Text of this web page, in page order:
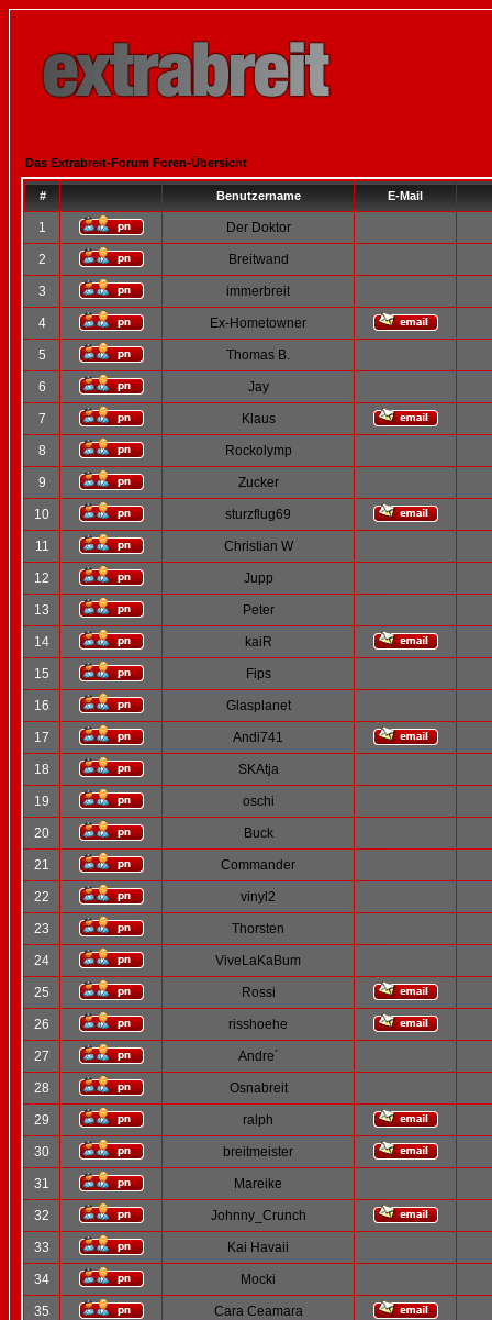
Das Extrabreit-Forum Foren-Übersicht
# Benutzername E-Mail
1 Der Doktor
2 Breitwand
3 immerbreit
4 Ex-Hometowner
5 Thomas B.
6 Jay
7 Klaus
8 Rockolymp
9 Zucker
10 sturzflug69
11 Christian W
12 Jupp
13 Peter
14 kaiR
15 Fips
16 Glasplanet
17 Andi741
18 SKAtja
19 oschi
20 Buck
21 Commander
22 vinyl2
23 Thorsten
24 ViveLaKaBum
25 Rossi
26 risshoehe
27 Andre´
28 Osnabreit
29 ralph
30 breitmeister
31 Mareike
32 Johnny_Crunch
33 Kai Havaii
34 Mocki
35 Cara Ceamara